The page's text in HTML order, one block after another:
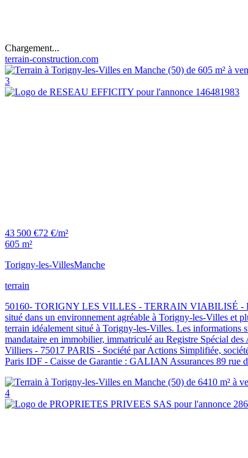
Chargement...
terrain-construction.com
3
43 500 €72 €/m²
605 m²
Torigny-les-VillesManche
terrain
50160- TORIGNY LES VILLES - TERRAIN VIABILISÉ -
situé dans un environnement agréable à Torigny-les-Villes et
terrain idéalement situé à Torigny-les-Villes. Les informations
mandataire en immobilier, immatriculé au Registre Spécial
Villiers - 75017 PARIS - Société par Actions Simplifiée,
Paris IDF - Caisse de Garantie : GALIAN Assurances 89 rue
4